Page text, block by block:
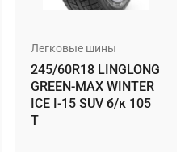
Легковые шины
245/60R18 LINGLONG
GREEN-MAX WINTER
ICE I-15 SUV б/к 105
T